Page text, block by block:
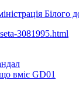
Білого
3081995.html
вміє GD01